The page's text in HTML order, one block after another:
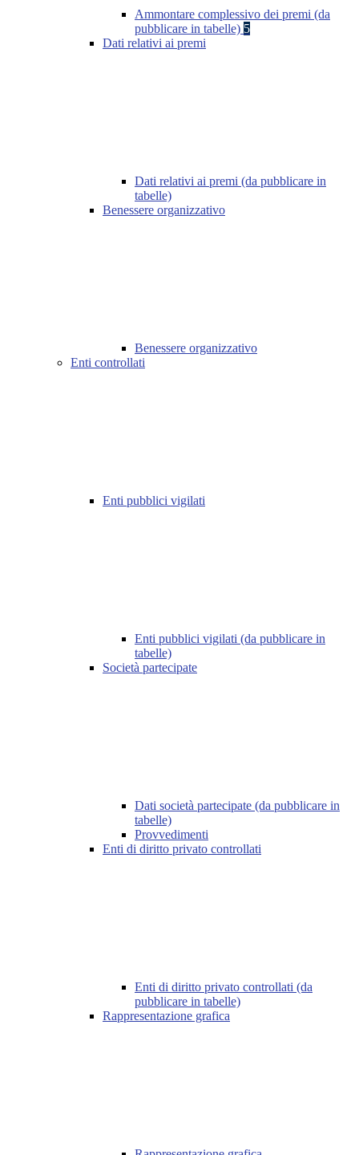
Ammontare complessivo dei premi (da
pubblicare in tabelle) 5
Dati relativi ai premi
Dati relativi ai premi (da pubblicare in
tabelle)
Benessere organizzativo
Benessere organizzativo
Enti controllati
Enti pubblici vigilati
Enti pubblici vigilati (da pubblicare in
tabelle)
Società partecipate
Dati società partecipate (da pubblicare in
tabelle)
Provvedimenti
Enti di diritto privato controllati
Enti di diritto privato controllati (da
pubblicare in tabelle)
Rappresentazione grafica